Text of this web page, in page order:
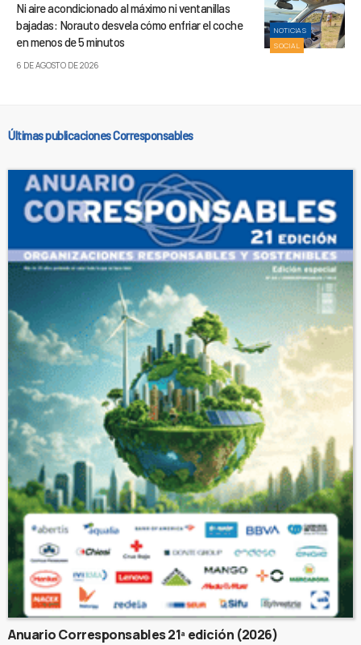
NOTICIAS
SOCIAL
Ni aire acondicionado al máximo ni ventanillas
bajadas: Norauto desvela cómo enfriar el coche
en menos de 5 minutos
6 DE AGOSTO DE 2026
Últimas publicaciones Corresponsables
Anuario Corresponsables 21ª edición (2026)